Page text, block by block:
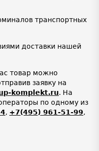
транспортных
доставки нашей
товар можно
заявку на
komplekt.ru. На
по одному из
, +7(495) 961-51-99,